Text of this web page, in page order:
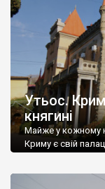
Утьос.
княгині
Майже у кожному
Криму є свій